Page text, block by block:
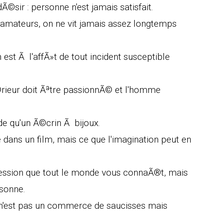
: personne n'est jamais satisfait.
on ne vit jamais assez longtemps
est Ã l'affÃ»t de tout incident susceptible
doit Ãªtre passionnÃ© et l'homme
qu'un Ã©crin Ã bijoux.
un film, mais ce que l'imagination peut en
que tout le monde vous connaÃ®t, mais
pas un commerce de saucisses mais